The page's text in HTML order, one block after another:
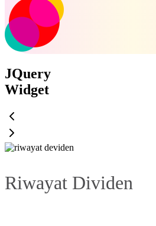
JQuery
Widget
Riwayat Dividen